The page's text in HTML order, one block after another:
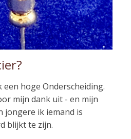
hoge Onderscheiding.
mijn dank uit - en mijn
jongere ik iemand is
blijkt te zijn.